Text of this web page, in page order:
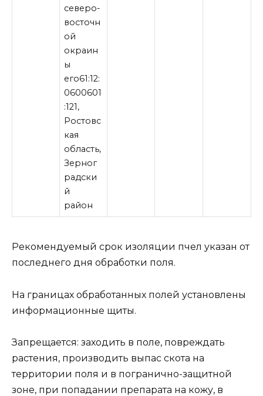
северо-
восточн
ой
окраин
ы
его61:12:
0600601
:121,
Ростовс
кая
область,
Зерног
радски
й
район
Рекомендуемый срок изоляции пчел указан от
последнего дня обработки поля.
На границах обработанных полей установлены
информационные щиты.
Запрещается: заходить в поле, повреждать
растения, производить выпас скота на
территории поля и в погранично-защитной
зоне, при попадании препарата на кожу, в